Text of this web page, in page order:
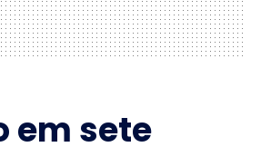
em sete